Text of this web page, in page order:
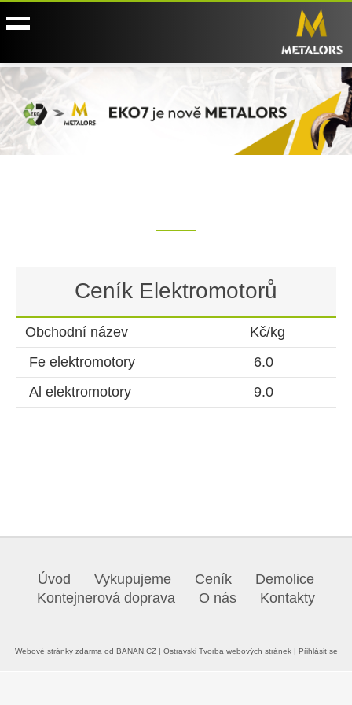
Ceník Elektromotorů
Obchodní název
Kč/kg
Fe elektromotory
6.0
Al elektromotory
9.0
Úvod Vykupujeme Ceník
Demolice
Kontejnerová doprava
O nás Kontakty
Webové stránky zdarma od BANAN.CZ| Ostravski Tvorba webových stránek | Přihlásit se